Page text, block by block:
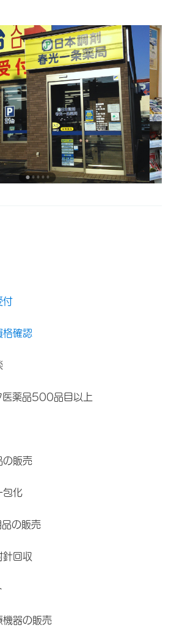
付
格確認
医薬品500品目以上
の販売
包化
品の販売
針回収
機器の販売